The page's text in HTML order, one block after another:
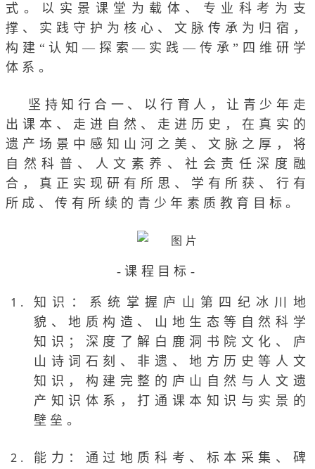
式。以实景课堂为载体、专业科考为支
撑、实践守护为核心、文脉传承为归宿，
构建“认知—探索—实践—传承”四维研学
体系。
坚持知行合一、以行育人，让青少年走
出课本、走进自然、走进历史，在真实的
遗产场景中感知山河之美、文脉之厚，将
自然科普、人文素养、社会责任深度融
合，真正实现研有所思、学有所获、行有
所成、传有所续的青少年素质教育目标。
-课程目标-
知识：系统掌握庐山第四纪冰川地
貌、地质构造、山地生态等自然科学
知识；深度了解白鹿洞书院文化、庐
山诗词石刻、非遗、地方历史等人文
知识，构建完整的庐山自然与人文遗
产知识体系，打通课本知识与实景的
壁垒。
能力：通过地质科考、标本采集、碑